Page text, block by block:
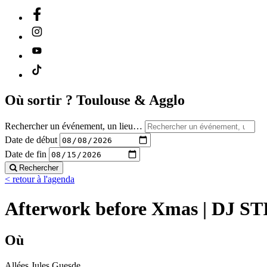
Où sortir ? Toulouse & Agglo
Rechercher un événement, un lieu…
Date de début
Date de fin
Rechercher
< retour à l'agenda
Afterwork before Xmas | DJ
Où